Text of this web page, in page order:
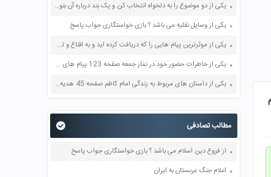
یکی از دو موضوع را به دلخواه انتخاب کن و یک بند درباره آن بنویس صفحه 35 کتاب نگارش فارسی سوم
یکی از وسایل نقلیه می باشد ؟ بازی خواستگاری جواب پاسخ
یکی از موثرترین پیام هایی را که دریافت کرده اید و به اقناع و تغییری جدی در شما منجر شده است برسی کنید و علت این تاثیر گذاری قابل توجه را بنویسید صفحه 52 تفکر و سواد رسانه ای دهم
یکی از خاطرات حضور خود در نماز جمعه صفحه 123 پیام های آسمان هفتم
یکی از داستان های مربوط به زندگی امام کاظم صفحه 45 هدیه های آسمان چهارم
مطالب تصادفی
از فروع دین اسلام می باشد ؟ بازی خواستگاری جواب پاسخ
اعلام جنگ عربستان به ایران